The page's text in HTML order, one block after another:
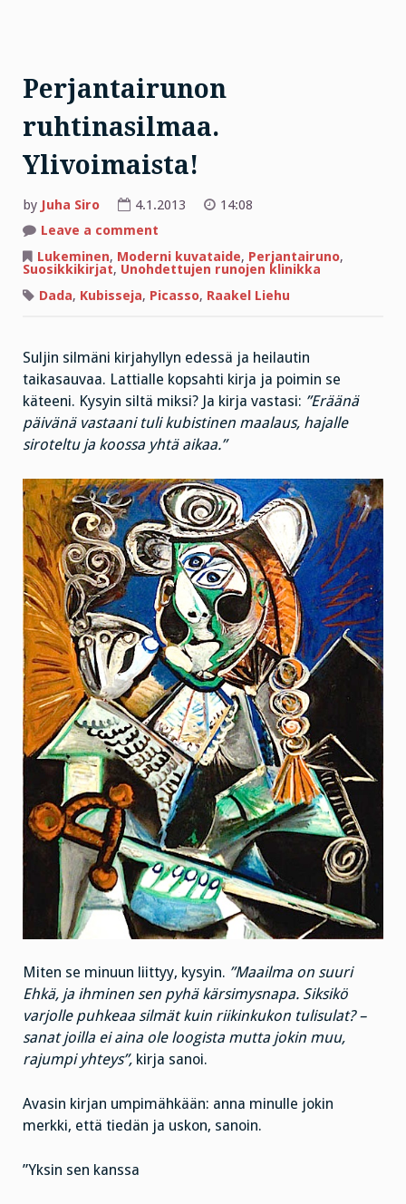
Perjantairunon
ruhtinasilmaa.
Ylivoimaista!
by Juha Siro 4.1.2013
14:08
Leave a comment
ruhtinasilmaa.
Ylivoimaista!
Lukeminen, Moderni kuvataide, Perjantairuno,
Suosikkikirjat, Unohdettujen runojen klinikka
Dada, Kubisseja, Picasso, Raakel Liehu
Suljin silmäni kirjahyllyn edessä ja heilautin
taikasauvaa. Lattialle kopsahti kirja ja poimin se
käteeni. Kysyin siltä miksi? Ja kirja vastasi: ”Eräänä
päivänä vastaani tuli kubistinen maalaus, hajalle
siroteltu ja koossa yhtä aikaa.”
Miten se minuun liittyy, kysyin. ”Maailma on suuri
Ehkä, ja ihminen sen pyhä kärsimysnapa. Siksikö
varjolle puhkeaa silmät kuin riikinkukon tulisulat? –
sanat joilla ei aina ole loogista mutta jokin muu,
rajumpi yhteys”, kirja sanoi.
Avasin kirjan umpimähkään: anna minulle jokin
merkki, että tiedän ja uskon, sanoin.
”Yksin sen kanssa